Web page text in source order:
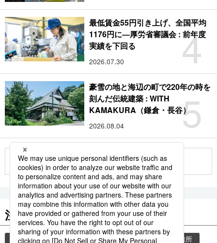
4
最低賃金55円引き上げ、全国平均
1176円に―厚労省審議会 : 前年度
実績を下回る
2026.07.30
5
豪雪の地と海辺の町で220年の時を
刻んだ伝統建築 : WITH
KAMAKURA（鎌倉・長谷）
2026.08.04
もっと見る
注目のキーワード
共同通信ニュース 気象・災害 災害 避難所